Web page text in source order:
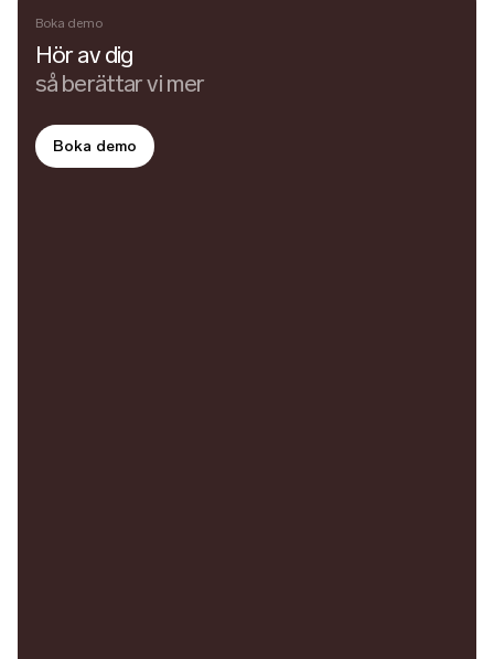
Boka demo
Hör av dig
så berättar vi mer
Boka demo